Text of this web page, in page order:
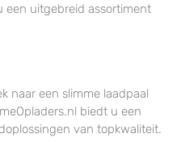
een uitgebreid assortiment
naar een slimme laadpaal
biedt u een
van topkwaliteit.